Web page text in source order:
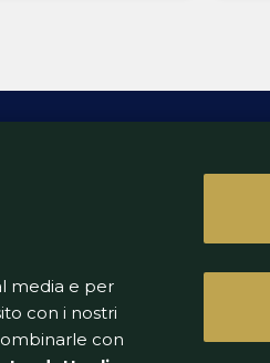
media e per
con i nostri
con